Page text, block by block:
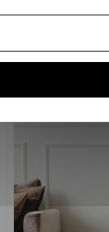
ufficio